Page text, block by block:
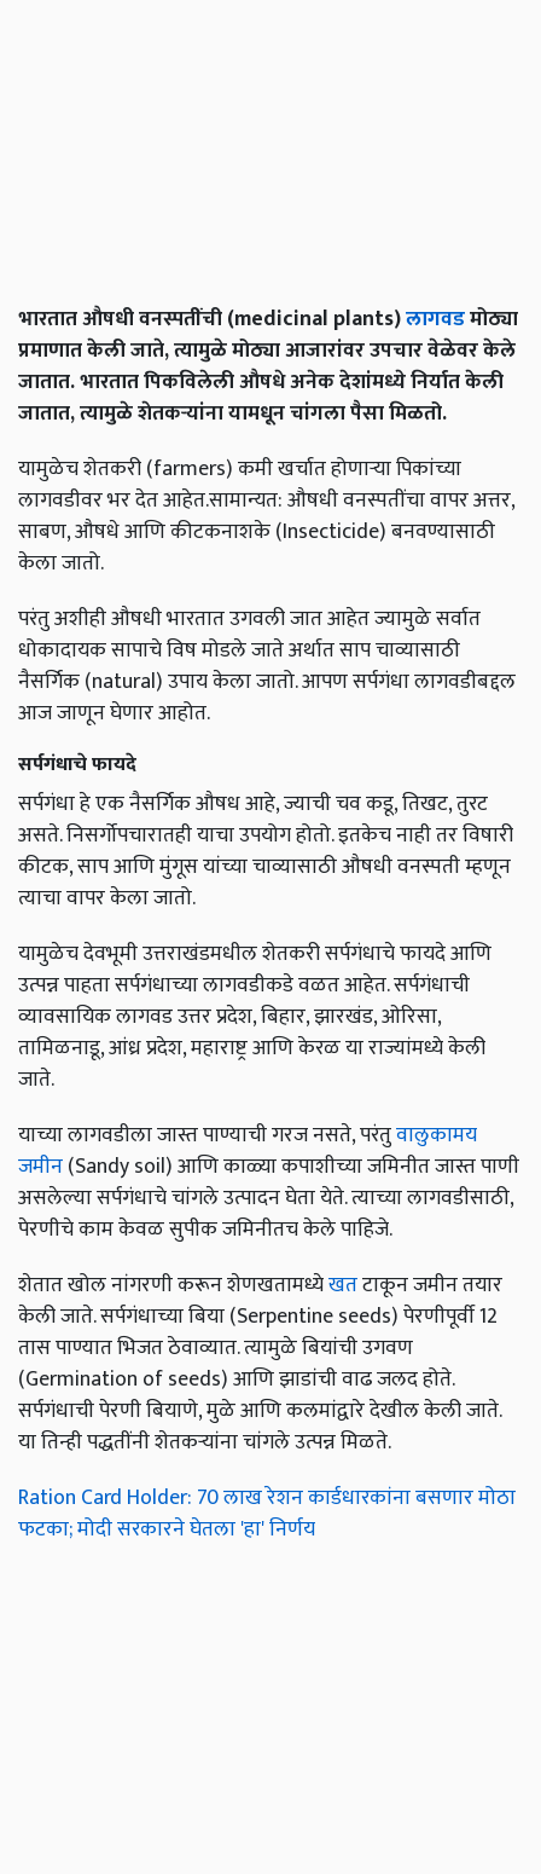
भारतात औषधी वनस्पतींची (medicinal plants)लागवडमोठ्या
प्रमाणात केली जाते, त्यामुळे मोठ्या आजारांवर उपचार वेळेवर केले
जातात. भारतात पिकविलेली औषधे अनेक देशांमध्ये निर्यात केली
जातात, त्यामुळे शेतकऱ्यांना यामधून चांगला पैसा मिळतो.
यामुळेच शेतकरी (farmers) कमी खर्चात होणाऱ्या पिकांच्या
लागवडीवर भर देत आहेत.सामान्यत: औषधी वनस्पतींचा वापर अत्तर,
साबण, औषधे आणि कीटकनाशके (Insecticide) बनवण्यासाठी
केला जातो.
परंतु अशीही औषधी भारतात उगवली जात आहेत ज्यामुळे सर्वात
धोकादायक सापाचे विष मोडले जाते अर्थात साप चाव्यासाठी
नैसर्गिक (natural) उपाय केला जातो. आपण सर्पगंधा लागवडीबद्दल
आज जाणून घेणार आहोत.
सर्पगंधाचे फायदे
सर्पगंधा हे एक नैसर्गिक औषध आहे, ज्याची चव कडू, तिखट, तुरट
असते. निसर्गोपचारातही याचा उपयोग होतो. इतकेच नाही तर विषारी
कीटक, साप आणि मुंगूस यांच्या चाव्यासाठी औषधी वनस्पती म्हणून
त्याचा वापर केला जातो.
यामुळेच देवभूमी उत्तराखंडमधील शेतकरी सर्पगंधाचे फायदे आणि
उत्पन्न पाहता सर्पगंधाच्या लागवडीकडे वळत आहेत. सर्पगंधाची
व्यावसायिक लागवड उत्तर प्रदेश, बिहार, झारखंड, ओरिसा,
तामिळनाडू, आंध्र प्रदेश, महाराष्ट्र आणि केरळ या राज्यांमध्ये केली
जाते.
याच्या लागवडीला जास्त पाण्याची गरज नसते, परंतुवालुकामय
जमीन(Sandy soil) आणि काळ्या कपाशीच्या जमिनीत जास्त पाणी
असलेल्या सर्पगंधाचे चांगले उत्पादन घेता येते. त्याच्या लागवडीसाठी,
पेरणीचे काम केवळ सुपीक जमिनीतच केले पाहिजे.
शेतात खोल नांगरणी करून शेणखतामध्येखतटाकून जमीन तयार
केली जाते. सर्पगंधाच्या बिया (Serpentine seeds) पेरणीपूर्वी 12
तास पाण्यात भिजत ठेवाव्यात. त्यामुळे बियांची उगवण
(Germination of seeds) आणि झाडांची वाढ जलद होते.
सर्पगंधाची पेरणी बियाणे, मुळे आणि कलमांद्वारे देखील केली जाते.
या तिन्ही पद्धतींनी शेतकऱ्यांना चांगले उत्पन्न मिळते.
Ration Card Holder: 70 लाख रेशन कार्डधारकांना बसणार मोठा
फटका; मोदी सरकारने घेतला 'हा' निर्णय